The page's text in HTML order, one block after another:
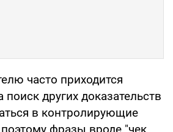
часто приходится
поиск других доказательств
в контролирующие